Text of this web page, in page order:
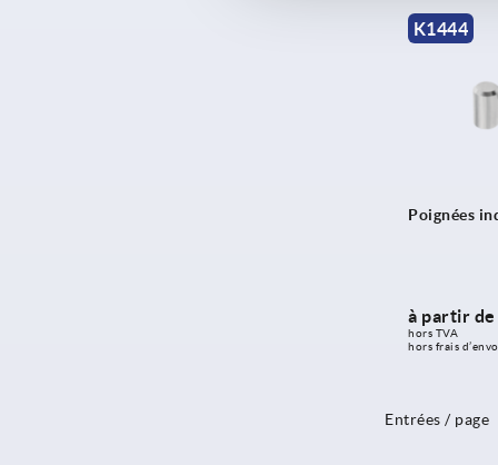
K1444
Poignées
à partir de
hors TVA
hors frais
Entrées / page